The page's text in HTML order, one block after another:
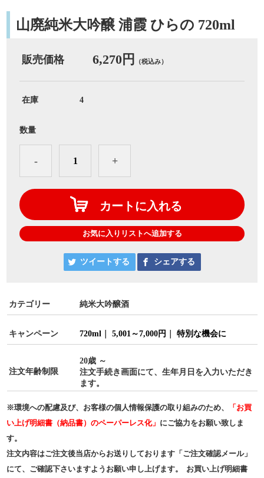
山廃純米大吟醸 浦霞 ひらの 720ml
販売価格 6,270円 （税込み）
在庫 4
数量
- +
カートに入れる
お気に入りリストへ追加する
ツイートする シェアする
カテゴリー 純米大吟醸酒
キャンペーン 720ml 5,001～7,000円 特別な機会に
注文年齢制限
20歳 ～
注文手続き画面にて、生年月日を入力いただき
ます。
※環境への配慮及び、お客様の個人情報保護の取り組みのため、
「お買
い上げ明細書（納品書）のペーパーレス化」 にご協力をお願い致しま
す。
注文内容はご注文後当店からお送りしております「ご注文確認メール」
にて、ご確認下さいますようお願い申し上げます。 お買い上げ明細書